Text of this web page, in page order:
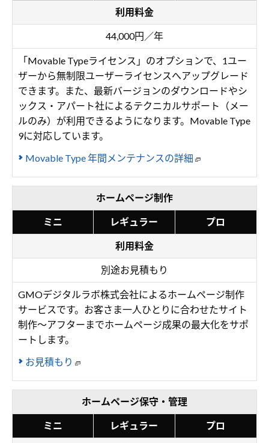
利用料金
44,000円／年
「Movable Typeライセンス」のオプションで、1ユー
ザーから無制限ユーザーライセンスへアップグレード
できます。また、最新バージョンのダウンロードやシ
ックス・アパート社によるテクニカルサポート（メー
ルのみ）が利用できるようになります。Movable Type
9に対応しています。
Movable Type 年間メンテナンスの詳細
ホームページ制作
ミニ レギュラー プロ
利用料金
別途お見積もり
GMOデジタルラボ株式会社によるホームページ制作
サービスです。お客さま一人ひとりに合わせたサイト
制作～アフターまでホームページ成果の最大化をサポ
ートします。
お見積もり
ホームページ保守・管理
ミニ レギュラー プロ